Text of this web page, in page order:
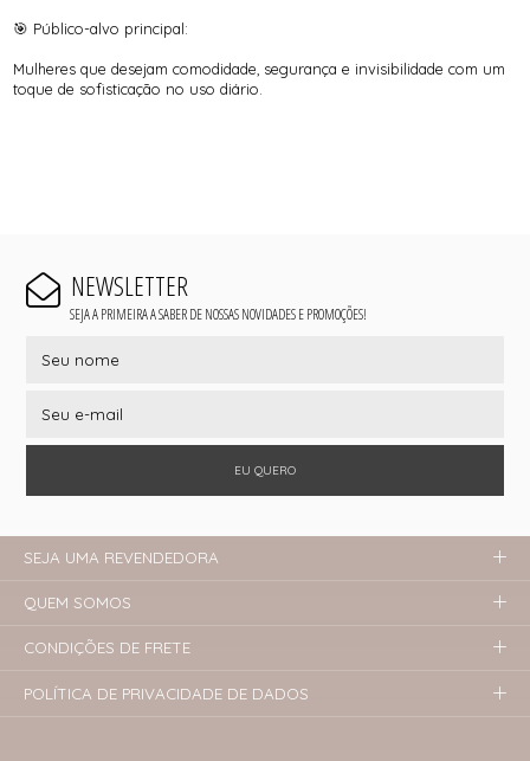
🎯 Público-alvo principal:
Mulheres que desejam comodidade, segurança e invisibilidade com um
toque de sofisticação no uso diário.
NEWSLETTER
SEJA A PRIMEIRA A SABER DE NOSSAS NOVIDADES E PROMOÇÕES!
EU QUERO
SEJA UMA REVENDEDORA
QUEM SOMOS
CONDIÇÕES DE FRETE
POLÍTICA DE PRIVACIDADE DE DADOS